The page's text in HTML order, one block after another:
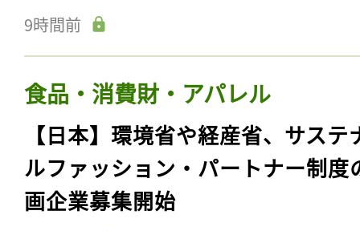
9時間前
食品・消費財・アパレル
【日本】環境省や経産省、サステ
ルファッション・パートナー制度
画企業募集開始